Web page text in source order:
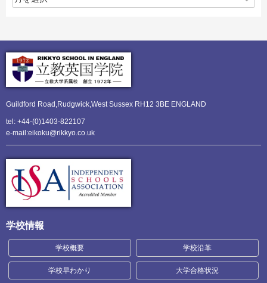
Guildford Road,Rudgwick,West Sussex RH12 3BE ENGLAND
tel: +44-(0)1403-822107
e-mail:eikoku@rikkyo.co.uk
学校情報
学校概要 学校沿革
学校早わかり 大学合格状況